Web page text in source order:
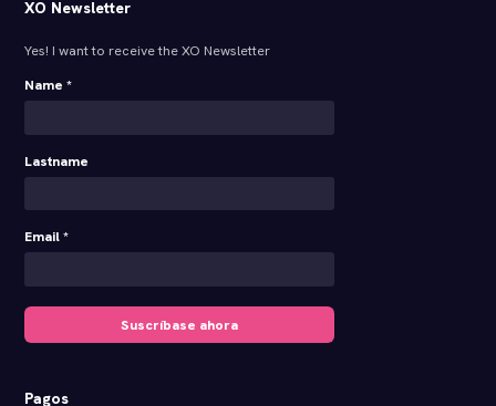
XO Newsletter
Yes! I want to receive the XO Newsletter
Name *
Lastname
Email *
Suscríbase ahora
Pagos